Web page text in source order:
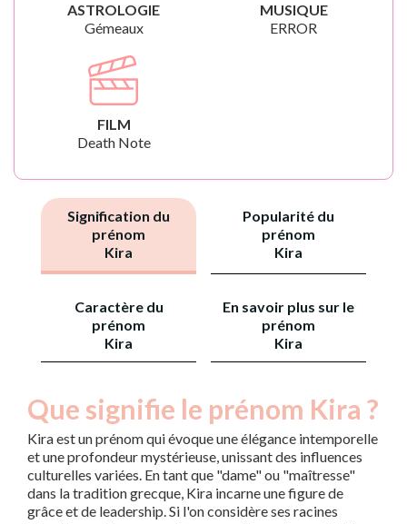
ASTROLOGIE
Gémeaux
MUSIQUE
ERROR
FILM
Death Note
Signification du
prénom
Kira
Popularité du
prénom
Kira
Caractère du
prénom
Kira
En savoir plus sur le
prénom
Kira
Que signifie le prénom Kira ?
Kira est un prénom qui évoque une élégance intemporelle
et une profondeur mystérieuse, unissant des influences
culturelles variées. En tant que "dame" ou "maîtresse"
dans la tradition grecque, Kira incarne une figure de
grâce et de leadership. Si l'on considère ses racines